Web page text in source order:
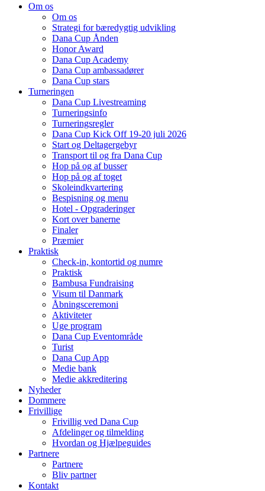
Om os
Om os
Strategi for bæredygtig udvikling
Dana Cup Ånden
Honor Award
Dana Cup Academy
Dana Cup ambassadører
Dana Cup stars
Turneringen
Dana Cup Livestreaming
Turneringsinfo
Turneringsregler
Dana Cup Kick Off 19-20 juli 2026
Start og Deltagergebyr
Transport til og fra Dana Cup
Hop på og af busser
Hop på og af toget
Skoleindkvartering
Bespisning og menu
Hotel - Opgraderinger
Kort over banerne
Finaler
Præmier
Praktisk
Check-in, kontortid og numre
Praktisk
Bambusa Fundraising
Visum til Danmark
Åbningsceremoni
Aktiviteter
Uge program
Dana Cup Eventområde
Turist
Dana Cup App
Medie bank
Medie akkreditering
Nyheder
Dommere
Frivillige
Frivillig ved Dana Cup
Afdelinger og tilmelding
Hvordan og Hjælpeguides
Partnere
Partnere
Bliv partner
Kontakt